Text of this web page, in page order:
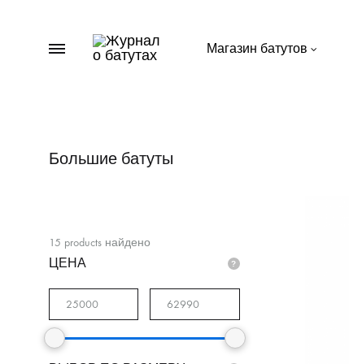
Menu
для
Магазин батутов
Большие батуты
15 products найдено
ЦЕНА